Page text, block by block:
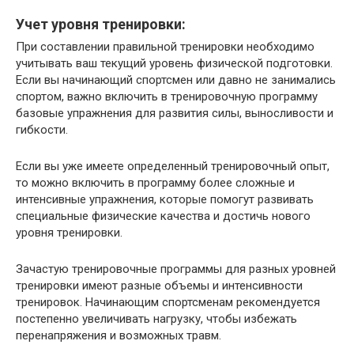
Учет уровня тренировки:
При составлении правильной тренировки необходимо
учитывать ваш текущий уровень физической подготовки.
Если вы начинающий спортсмен или давно не занимались
спортом, важно включить в тренировочную программу
базовые упражнения для развития силы, выносливости и
гибкости.
Если вы уже имеете определенный тренировочный опыт,
то можно включить в программу более сложные и
интенсивные упражнения, которые помогут развивать
специальные физические качества и достичь нового
уровня тренировки.
Зачастую тренировочные программы для разных уровней
тренировки имеют разные объемы и интенсивности
тренировок. Начинающим спортсменам рекомендуется
постепенно увеличивать нагрузку, чтобы избежать
перенапряжения и возможных травм.